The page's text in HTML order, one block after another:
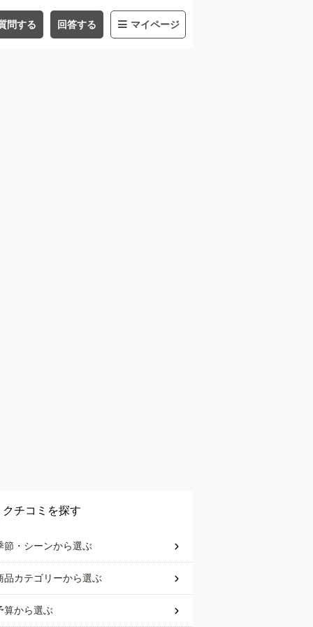
問する 回答する マイページ
クチコミを探す
節・シーンから選ぶ
品カテゴリーから選ぶ
算から選ぶ